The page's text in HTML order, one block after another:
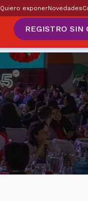
Quiero exponerNovedades
REGISTRO SIN